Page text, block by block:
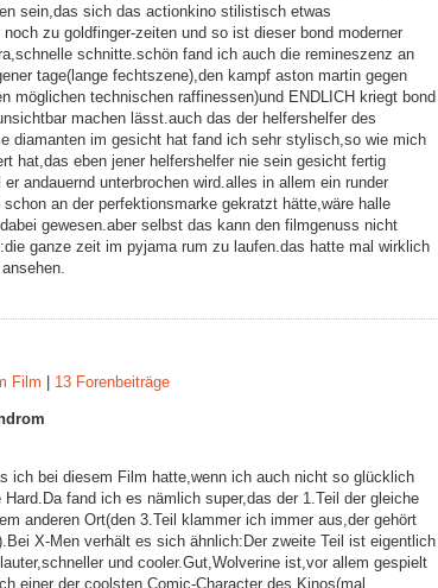
sein,das sich das actionkino stilistisch etwas
zu goldfinger-zeiten und so ist dieser bond moderner
schnitte.schön fand ich auch die remineszenz an
tage(lange fechtszene),den kampf aston martin gegen
möglichen technischen raffinessen)und ENDLICH kriegt bond
machen lässt.auch das der helfershelfer des
diamanten im gesicht hat fand ich sehr stylisch,so wie mich
hat,das eben jener helfershelfer nie sein gesicht fertig
andauernd unterbrochen wird.alles in allem ein runder
an der perfektionsmarke gekratzt hätte,wäre halle
gewesen.aber selbst das kann den filmgenuss nicht
ganze zeit im pyjama rum zu laufen.das hatte mal wirklich
Film 13 Forenbeiträge
ich bei diesem Film hatte,wenn ich auch nicht so glücklich
Hard.Da fand ich es nämlich super,das der 1.Teil der gleiche
anderen Ort(den 3.Teil klammer ich immer aus,der gehört
X-Men verhält es sich ähnlich:Der zweite Teil ist eigentlich
und cooler.Gut,Wolverine ist,vor allem gespielt
einer der coolsten Comic-Character des Kinos(mal